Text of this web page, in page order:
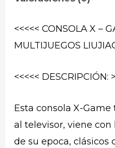
<<<<< CONSOLA X –
MULTIJUEGOS
<<<<< DESCRIPCIÓN:
Esta consola X-
al televisor, viene
de su epoca, clásicos